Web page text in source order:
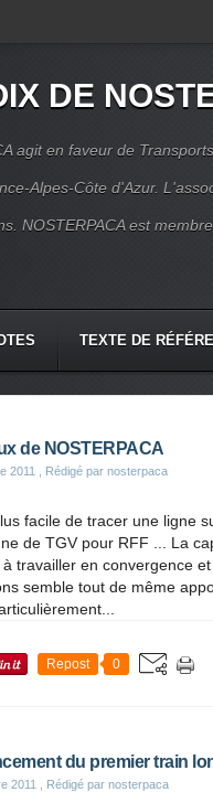
DE
agit en faveur de
Alpes-Côte d'Azur.
NOSTERPACA est
TEXTE DE
de NOSTERPACA
2011 , Rédigé par nosterpaca
facile de tracer une ligne
de TGV pour RFF ... La
travailler en convergence
semble tout de même
Repost 0
du premier train
2011 , Rédigé par nosterpaca